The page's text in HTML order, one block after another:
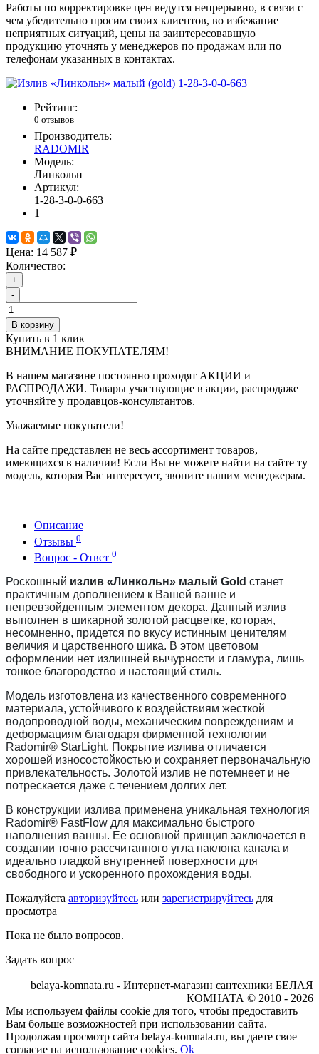
Работы по корректировке цен ведутся непрерывно, в связи с
чем убедительно просим своих клиентов, во избежание
неприятных ситуаций, цены на заинтересовавшую
продукцию уточнять у менеджеров по продажам или по
телефонам указанных в контактах.
Рейтинг:
0 отзывов
Производитель:
RADOMIR
Модель:
Линкольн
Артикул:
1-28-3-0-0-663
1
Цена: 14 587 ₽
Количество:
+
-
В корзину
Купить в 1 клик
ВНИМАНИЕ ПОКУПАТЕЛЯМ!
В нашем магазине постоянно проходят АКЦИИ и
РАСПРОДАЖИ. Товары участвующие в акции, распродаже
уточняйте у продавцов-консультантов.
Уважаемые покупатели!
На сайте представлен не весь ассортимент товаров,
имеющихся в наличии! Если Вы не можете найти на сайте ту
модель, которая Вас интересует, звоните нашим менеджерам.
Описание
Отзывы 0
Вопрос - Ответ 0
Роскошный излив «Линкольн» малый Gold станет
практичным дополнением к Вашей ванне и
непревзойденным элементом декора. Данный излив
выполнен в шикарной золотой расцветке, которая,
несомненно, придется по вкусу истинным ценителям
величия и царственного шика. В этом цветовом
оформлении нет излишней вычурности и гламура, лишь
тонкое благородство и настоящий стиль.
Модель изготовлена из качественного современного
материала, устойчивого к воздействиям жесткой
водопроводной воды, механическим повреждениям и
деформациям благодаря фирменной технологии
Radomir® StarLight. Покрытие излива отличается
хорошей износостойкостью и сохраняет первоначальную
привлекательность. Золотой излив не потемнеет и не
потрескается даже с течением долгих лет.
В конструкции излива применена уникальная технология
Radomir® FastFlow для максимально быстрого
наполнения ванны. Ее основной принцип заключается в
создании точно рассчитанного угла наклона канала и
идеально гладкой внутренней поверхности для
свободного и ускоренного прохождения воды.
Пожалуйста авторизуйтесь или зарегистрируйтесь для
просмотра
Пока не было вопросов.
Задать вопрос
belaya-komnata.ru - Интернет-магазин сантехники БЕЛАЯ
КОМНАТА © 2010 - 2026
Мы используем файлы cookie для того, чтобы предоставить
Вам больше возможностей при использовании сайта.
Продолжая просмотр сайта belaya-komnata.ru, вы даете свое
согласие на использование cookies. Ok